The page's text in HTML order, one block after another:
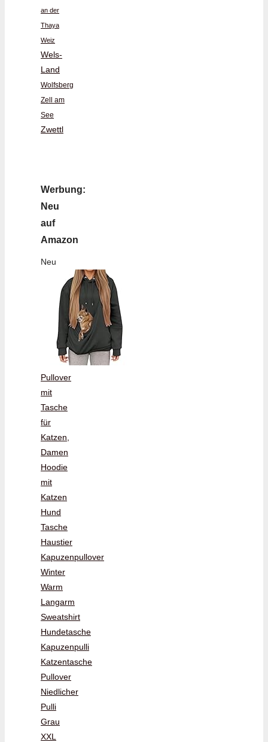
an der
Thaya
Weiz
Wels-
Land
Wolfsberg
Zell am
See
Zwettl
Werbung:
Neu
auf
Amazon
Neu
Pullover
mit
Tasche
für
Katzen,
Damen
Hoodie
mit
Katzen
Hund
Tasche
Haustier
Kapuzenpullover
Winter
Warm
Langarm
Sweatshirt
Hundetasche
Kapuzenpulli
Katzentasche
Pullover
Niedlicher
Pulli
Grau
XXL